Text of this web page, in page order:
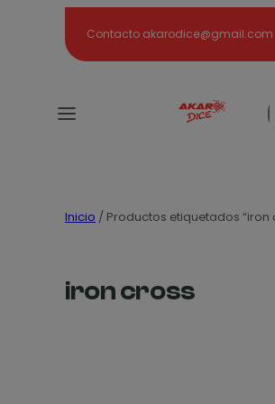
Contacto akarodice@gmail.com
Inicio / Productos etiquetados “iron
iron cross